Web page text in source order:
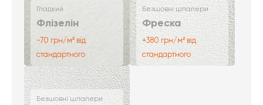
Гладкий
Флізелін
-70 грн/м² від
стандартного
Безшовні шпалери
Фреска
+380 грн/м² від
стандартного
Безшовні шпалери